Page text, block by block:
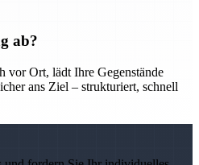
ab?
vor Ort, lädt Ihre Gegenstände
ans Ziel – strukturiert, schnell